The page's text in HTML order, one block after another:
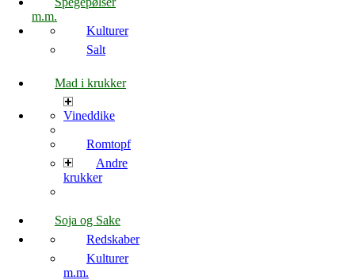
m.m.
Kulturer
Salt
Mad i krukker
Vineddike
Romtopf
Andre
krukker
Soja og Sake
Redskaber
Kulturer
m.m.